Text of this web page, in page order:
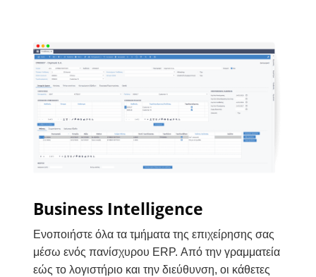
Business Intelligence
Ενοποιήστε όλα τα τμήματα της επιχείρησης σας
μέσω ενός πανίσχυρου ERP. Από την γραμματεία
εώς το λογιστήριο και την διεύθυνση, οι κάθετες